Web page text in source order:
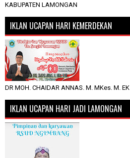
KABUPATEN LAMONGAN
IKLAN UCAPAN HARI KEMERDEKAN
DR MOH. CHAIDAR ANNAS. M. MKes. M. EK
IKLAN UCAPAN HARI JADI LAMONGAN